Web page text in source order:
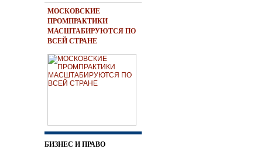
МОСКОВСКИЕ
ПРОМПРАКТИКИ
МАСШТАБИРУЮТСЯ ПО
ВСЕЙ СТРАНЕ
БИЗНЕС И ПРАВО